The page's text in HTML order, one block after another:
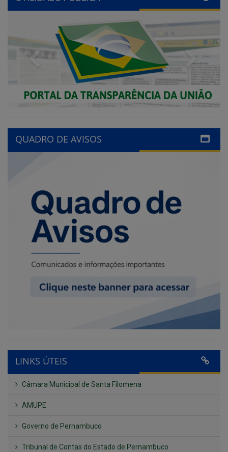
Previous Next
QUADRO DE AVISOS
LINKS ÚTEIS
Câmara Municipal de Santa Filomena
AMUPE
Governo de Pernambuco
Tribunal de Contas do Estado de Pernambuco